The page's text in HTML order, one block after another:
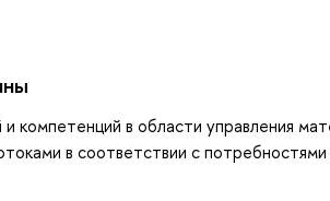
и компетенций в области управления
в соответствии с